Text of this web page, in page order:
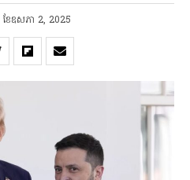
ខែ​ឧសភា 2, 2025